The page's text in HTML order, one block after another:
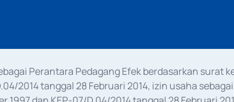
Perantara Pedagang Efek berdasarkan surat
2014 tanggal 28 Februari 2014, izin usaha